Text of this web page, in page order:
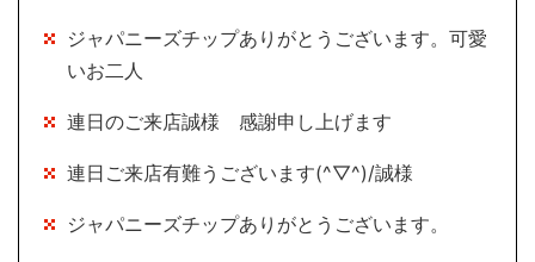
ジャパニーズチップありがとうございます。可愛
いお二人
連日のご来店誠様 感謝申し上げます
連日ご来店有難うございます(^▽^)/誠様
ジャパニーズチップありがとうございます。